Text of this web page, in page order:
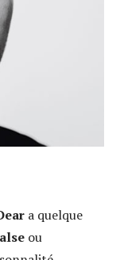
a quelque
ou